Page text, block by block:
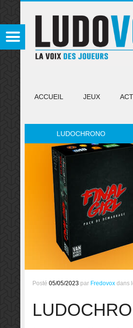
ACCUEIL JEUX
LUDOCHRONO
Posté 05/05/2023 par Fredovox dans